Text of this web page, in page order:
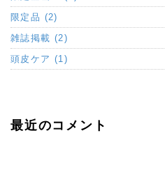
限定品 (2)
雑誌掲載 (2)
頭皮ケア (1)
最近のコメント